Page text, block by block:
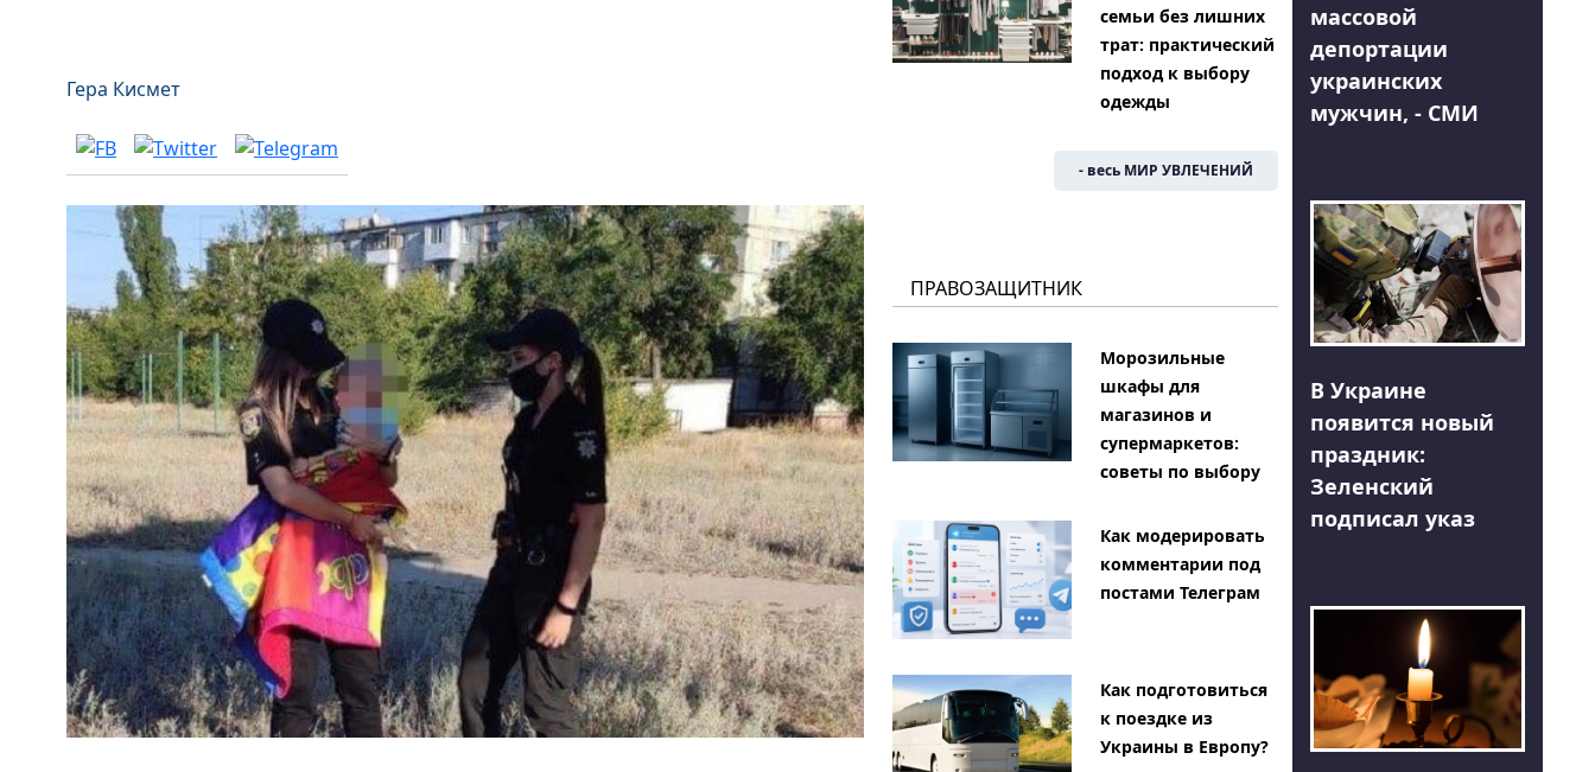
Гера Кисмет
семьи без лишних
трат: практический
подход к выбору
одежды
- весь МИР УВЛЕЧЕНИЙ
ПРАВОЗАЩИТНИК
Морозильные
шкафы для
магазинов и
супермаркетов:
советы по выбору
Как модерировать
комментарии под
постами Телеграм
Как подготовиться
к поездке из
Украины в Европу?
массовой
депортации
украинских
мужчин, - СМИ
В Украине
появится новый
праздник:
Зеленский
подписал указ